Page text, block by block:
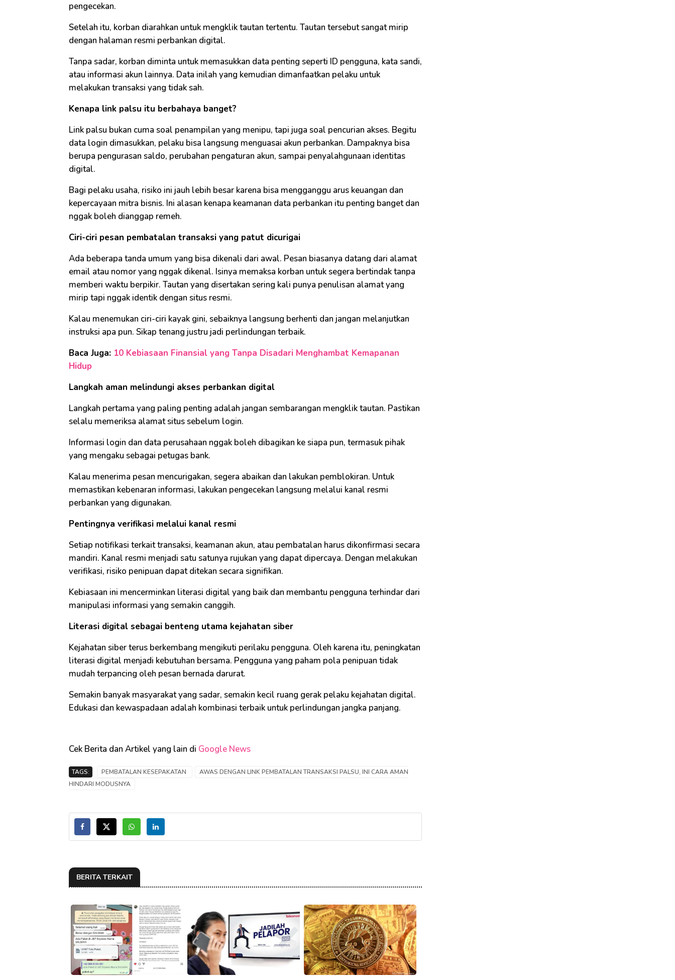
pengecekan.
Setelah itu, korban diarahkan untuk mengklik tautan tertentu. Tautan tersebut sangat mirip
dengan halaman resmi perbankan digital.
Tanpa sadar, korban diminta untuk memasukkan data penting seperti ID pengguna, kata sandi,
atau informasi akun lainnya. Data inilah yang kemudian dimanfaatkan pelaku untuk
melakukan transaksi yang tidak sah.
Kenapa link palsu itu berbahaya banget?
Link palsu bukan cuma soal penampilan yang menipu, tapi juga soal pencurian akses. Begitu
data login dimasukkan, pelaku bisa langsung menguasai akun perbankan. Dampaknya bisa
berupa pengurasan saldo, perubahan pengaturan akun, sampai penyalahgunaan identitas
digital.
Bagi pelaku usaha, risiko ini jauh lebih besar karena bisa mengganggu arus keuangan dan
kepercayaan mitra bisnis. Ini alasan kenapa keamanan data perbankan itu penting banget dan
nggak boleh dianggap remeh.
Ciri-ciri pesan pembatalan transaksi yang patut dicurigai
Ada beberapa tanda umum yang bisa dikenali dari awal. Pesan biasanya datang dari alamat
email atau nomor yang nggak dikenal. Isinya memaksa korban untuk segera bertindak tanpa
memberi waktu berpikir. Tautan yang disertakan sering kali punya penulisan alamat yang
mirip tapi nggak identik dengan situs resmi.
Kalau menemukan ciri-ciri kayak gini, sebaiknya langsung berhenti dan jangan melanjutkan
instruksi apa pun. Sikap tenang justru jadi perlindungan terbaik.
Baca Juga: 10 Kebiasaan Finansial yang Tanpa Disadari Menghambat Kemapanan
Hidup
Langkah aman melindungi akses perbankan digital
Langkah pertama yang paling penting adalah jangan sembarangan mengklik tautan. Pastikan
selalu memeriksa alamat situs sebelum login.
Informasi login dan data perusahaan nggak boleh dibagikan ke siapa pun, termasuk pihak
yang mengaku sebagai petugas bank.
Kalau menerima pesan mencurigakan, segera abaikan dan lakukan pemblokiran. Untuk
memastikan kebenaran informasi, lakukan pengecekan langsung melalui kanal resmi
perbankan yang digunakan.
Pentingnya verifikasi melalui kanal resmi
Setiap notifikasi terkait transaksi, keamanan akun, atau pembatalan harus dikonfirmasi secara
mandiri. Kanal resmi menjadi satu satunya rujukan yang dapat dipercaya. Dengan melakukan
verifikasi, risiko penipuan dapat ditekan secara signifikan.
Kebiasaan ini mencerminkan literasi digital yang baik dan membantu pengguna terhindar dari
manipulasi informasi yang semakin canggih.
Literasi digital sebagai benteng utama kejahatan siber
Kejahatan siber terus berkembang mengikuti perilaku pengguna. Oleh karena itu, peningkatan
literasi digital menjadi kebutuhan bersama. Pengguna yang paham pola penipuan tidak
mudah terpancing oleh pesan bernada darurat.
Semakin banyak masyarakat yang sadar, semakin kecil ruang gerak pelaku kejahatan digital.
Edukasi dan kewaspadaan adalah kombinasi terbaik untuk perlindungan jangka panjang.
Cek Berita dan Artikel yang lain di Google News
TAGS: PEMBATALAN KESEPAKATAN
AWAS DENGAN LINK PEMBATALAN TRANSAKSI PALSU, INI CARA AMAN
HINDARI MODUSNYA
BERITA TERKAIT